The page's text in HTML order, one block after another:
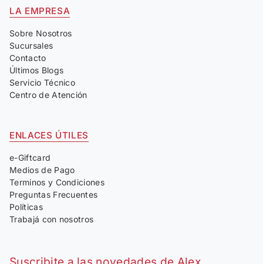
LA EMPRESA
Sobre Nosotros
Sucursales
Contacto
Últimos Blogs
Servicio Técnico
Centro de Atención
ENLACES ÚTILES
e-Giftcard
Medios de Pago
Terminos y Condiciones
Preguntas Frecuentes
Políticas
Trabajá con nosotros